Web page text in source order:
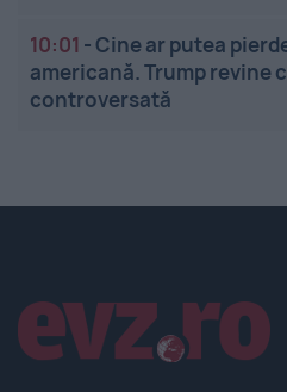
10:01 -Cine ar putea
americană. Trump revine
controversată
Linkuri utile